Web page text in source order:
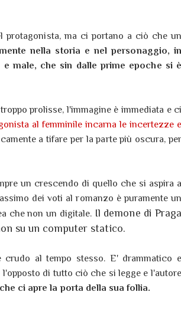
protagonista, ma ci portano a ciò che un
nella storia e nel personaggio,
male, che sin dalle prime epoche si è
prolisse, l'immagine è immediata e ci
al femminile incarna le incertezze e
a tifare per la parte più oscura, per
un crescendo di quello che si aspira a
dei voti al romanzo è puramente un
che non un digitale. Il demone di Praga
su un computer statico.
al tempo stesso. E' drammatico e
di tutto ciò che si legge e l'autore
ci apre la porta della sua follia.